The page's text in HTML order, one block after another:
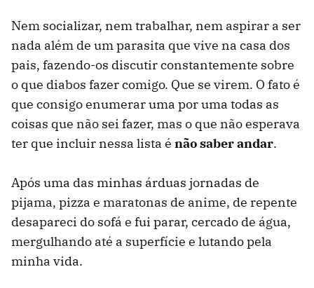
Nem socializar, nem trabalhar, nem aspirar a ser
nada além de um parasita que vive na casa dos
pais, fazendo-os discutir constantemente sobre
o que diabos fazer comigo. Que se virem. O fato é
que consigo enumerar uma por uma todas as
coisas que não sei fazer, mas o que não esperava
ter que incluir nessa lista é não saber andar.
Após uma das minhas árduas jornadas de
pijama, pizza e maratonas de anime, de repente
desapareci do sofá e fui parar, cercado de água,
mergulhando até a superfície e lutando pela
minha vida.